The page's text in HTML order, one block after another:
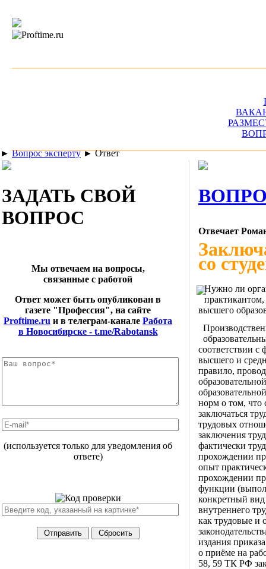
► Вопрос эксперту►Ответ
ЗАДАТЬ СВОЙ
ВОПРОС
Мы отвечаем на вопросы,
связанные с работой
Ответ может быть опубликован в
газете "Профессия", на сайте
Proftime.ru и в телеграм-канале Работа
в Новосибирске - t.me/Rabotansk
(используется только для уведомления об
ответе)
Отвечает
со
Нужно ли
высшего
соответствии с
высшего и
правило,
норм о том, что
заключаться
трудовых
заключения
фактически
прохождении
опыт
прохождении
функции
конкретный вид
внутреннего
как трудовые и
издания
о приёме на
58, 59 ТК РФ